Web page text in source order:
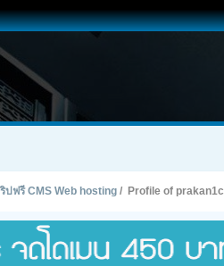
ปฟรี CMS Web hosting/ Profile of prakan1c